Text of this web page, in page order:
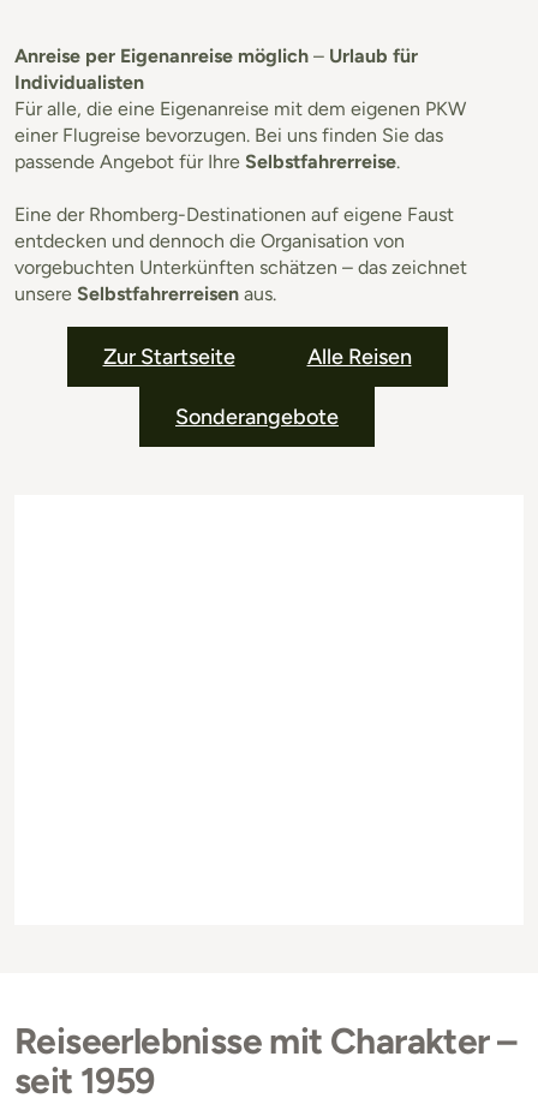
Anreise per Eigenanreise möglich – Urlaub für
Individualisten
Für alle, die eine Eigenanreise mit dem eigenen PKW
einer Flugreise bevorzugen. Bei uns finden Sie das
passende Angebot für Ihre Selbstfahrerreise.
Eine der Rhomberg-Destinationen auf eigene Faust
entdecken und dennoch die Organisation von
vorgebuchten Unterkünften schätzen – das zeichnet
unsere Selbstfahrerreisen aus.
Zur Startseite Alle Reisen
Sonderangebote
Reiseerlebnisse mit Charakter –
seit 1959